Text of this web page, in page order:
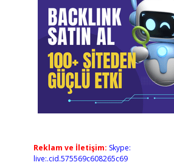
Reklam ve İletişim: Skype:
live:.cid.575569c608265c69